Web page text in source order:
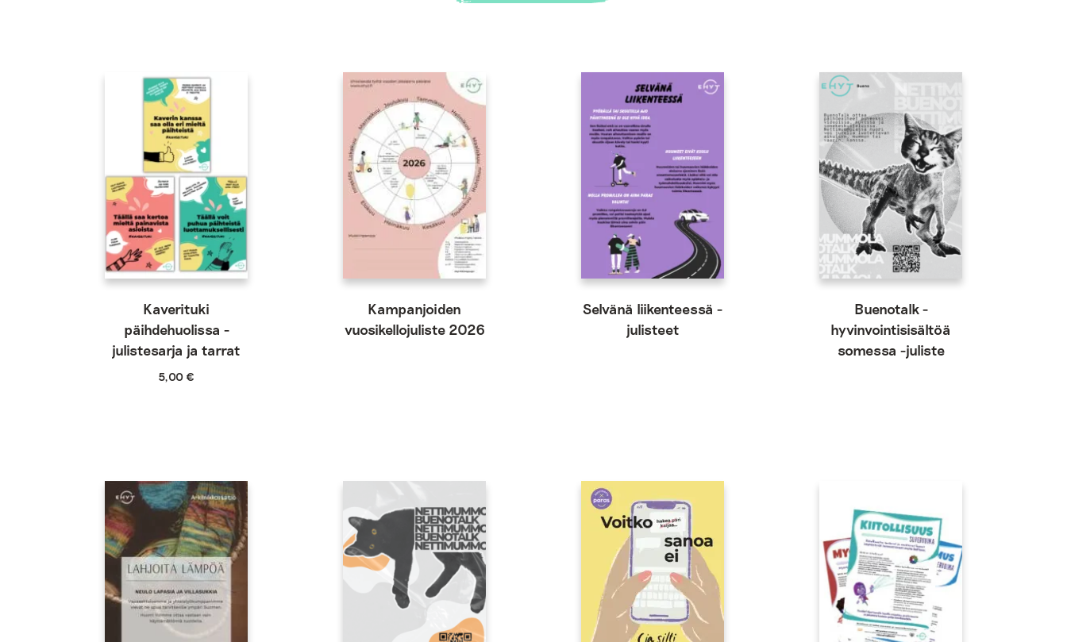
Kaverituki
päihdehuolissa -
julistesarja ja tarrat
5,00 €
Kampanjoiden
vuosikellojuliste 2026
Selvänä liikenteessä -
julisteet
Buenotalk -
hyvinvointisisältöä
somessa -juliste